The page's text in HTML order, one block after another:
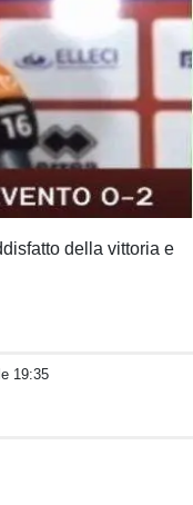
della vittoria e
19:35